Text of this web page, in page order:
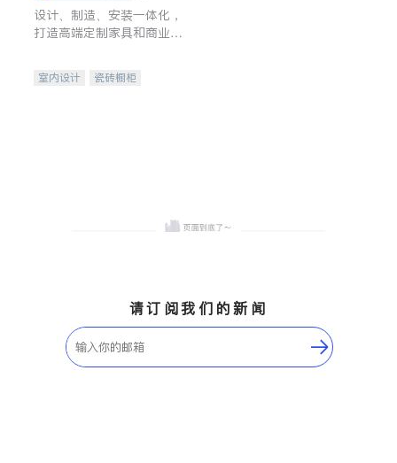
设计、制造、安装一体化，
打造高端定制家具和商业空
室内设计
瓷砖橱柜
请订阅我们的新闻